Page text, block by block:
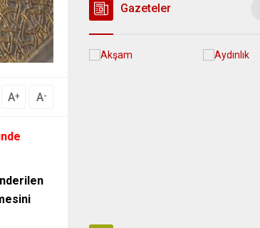
A+ A-
Gazeteler